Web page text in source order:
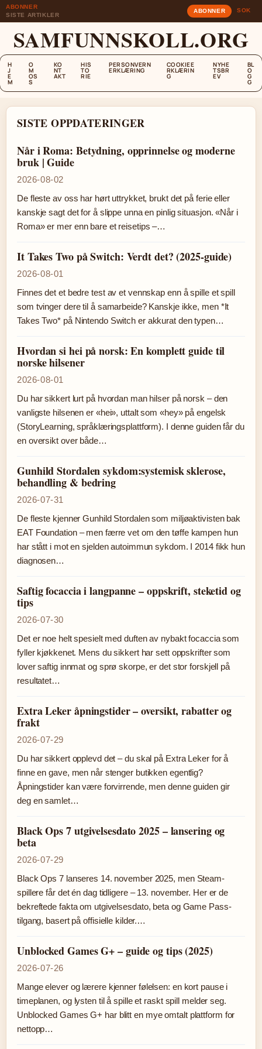
ABONNER
SISTE ARTIKLER
ABONNER SOK
SAMFUNNSKOLL.ORG
H
J
E
M
O
M
OS
S
KO
NT
AKT
HIS
TO
RIE
PERSONVERN
ERKLÆRING
COOKIEE
RKLÆRIN
G
NYHE
TSBR
EV
BL
O
G
G
SISTE OPPDATERINGER
Når i Roma: Betydning, opprinnelse og moderne
bruk | Guide
2026-08-02
De fleste av oss har hørt uttrykket, brukt det på ferie eller
kanskje sagt det for å slippe unna en pinlig situasjon. «Når i
Roma» er mer enn bare et reisetips –…
It Takes Two på Switch: Verdt det? (2025-guide)
2026-08-01
Finnes det et bedre test av et vennskap enn å spille et spill
som tvinger dere til å samarbeide? Kanskje ikke, men *It
Takes Two* på Nintendo Switch er akkurat den typen…
Hvordan si hei på norsk: En komplett guide til
norske hilsener
2026-08-01
Du har sikkert lurt på hvordan man hilser på norsk – den
vanligste hilsenen er «hei», uttalt som «hey» på engelsk
(StoryLearning, språklæringsplattform). I denne guiden får du
en oversikt over både…
Gunhild Stordalen sykdom:systemisk sklerose,
behandling & bedring
2026-07-31
De fleste kjenner Gunhild Stordalen som miljøaktivisten bak
EAT Foundation – men færre vet om den tøffe kampen hun
har stått i mot en sjelden autoimmun sykdom. I 2014 fikk hun
diagnosen…
Saftig focaccia i langpanne – oppskrift, steketid og
tips
2026-07-30
Det er noe helt spesielt med duften av nybakt focaccia som
fyller kjøkkenet. Mens du sikkert har sett oppskrifter som
lover saftig innmat og sprø skorpe, er det stor forskjell på
resultatet…
Extra Leker åpningstider – oversikt, rabatter og
frakt
2026-07-29
Du har sikkert opplevd det – du skal på Extra Leker for å
finne en gave, men når stenger butikken egentlig?
Åpningstider kan være forvirrende, men denne guiden gir
deg en samlet…
Black Ops 7 utgivelsesdato 2025 – lansering og
beta
2026-07-29
Black Ops 7 lanseres 14. november 2025, men Steam-
spillere får det én dag tidligere – 13. november. Her er de
bekreftede fakta om utgivelsesdato, beta og Game Pass-
tilgang, basert på offisielle kilder.…
Unblocked Games G+ – guide og tips (2025)
2026-07-26
Mange elever og lærere kjenner følelsen: en kort pause i
timeplanen, og lysten til å spille et raskt spill melder seg.
Unblocked Games G+ har blitt en mye omtalt plattform for
nettopp…